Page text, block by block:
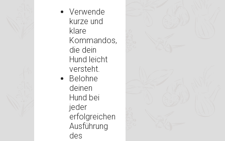
Verwende
kurze und
klare
Kommandos,
die dein
Hund leicht
versteht.
Belohne
deinen
Hund bei
jeder
erfolgreichen
Ausführung
des